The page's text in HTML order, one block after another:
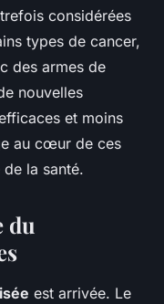
considérées
types de cancer,
des armes de
nouvelles
et moins
au cœur de ces
la santé.
du
est arrivée. Le